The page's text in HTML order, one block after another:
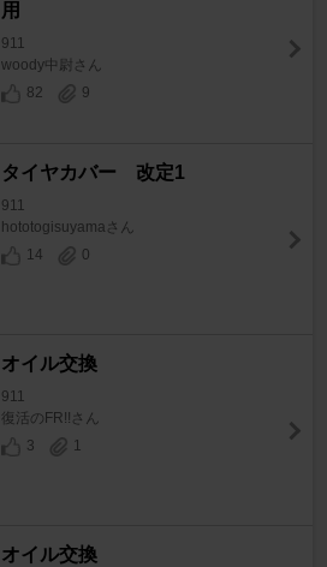
用
911
woody中尉さん
82
9
タイヤカバー 改定1
911
hototogisuyamaさん
14
0
オイル交換
911
復活のFR!!さん
3
1
オイル交換